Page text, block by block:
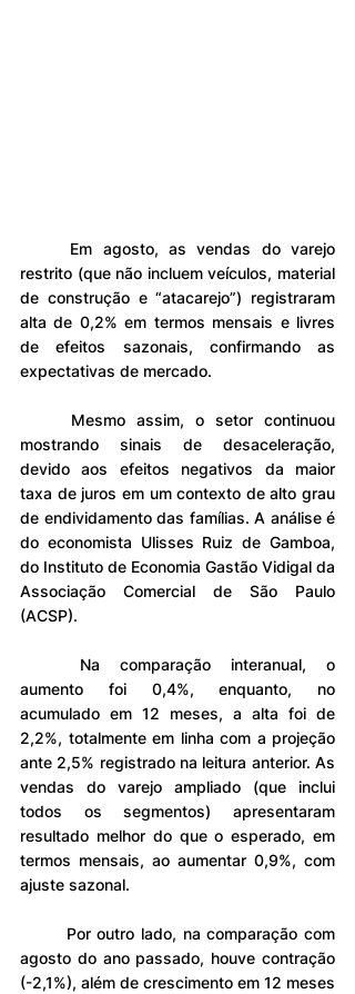
restrito (que não incluem veículos, material
de construção e “atacarejo”) registraram
alta de 0,2% em termos mensais e livres
de efeitos sazonais, confirmando as
expectativas de mercado.
mostrando sinais de desaceleração,
devido aos efeitos negativos da maior
taxa de juros em um contexto de alto grau
de endividamento das famílias. A análise é
do economista Ulisses Ruiz de Gamboa,
do Instituto de Economia Gastão Vidigal da
Associação Comercial de São Paulo
(ACSP).
aumento foi 0,4%, enquanto, no
acumulado em 12 meses, a alta foi de
2,2%, totalmente em linha com a projeção
ante 2,5% registrado na leitura anterior. As
vendas do varejo ampliado (que inclui
todos os segmentos) apresentaram
resultado melhor do que o esperado, em
termos mensais, ao aumentar 0,9%, com
ajuste sazonal.
agosto do ano passado, houve contração
(-2,1%), além de crescimento em 12 meses